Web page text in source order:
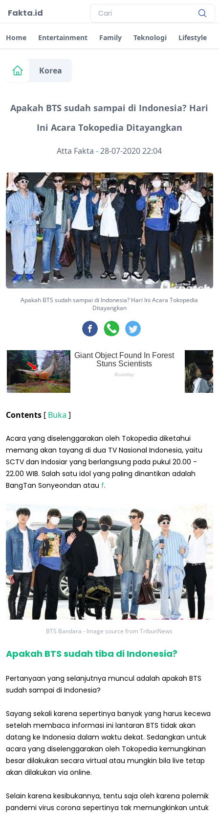
Fakta.id
Home Entertainment Family Teknologi Lifestyle
Korea
Apakah BTS sudah sampai di Indonesia? Hari
Ini Acara Tokopedia Ditayangkan
Atta Fakta -28-07-2020 22:04
Apakah BTS sudah sampai di Indonesia? Hari Ini Acara Tokopedia
Ditayangkan
Contents [ Buka ]
Acara yang diselenggarakan oleh Tokopedia diketahui
memang akan tayang di dua TV Nasional Indonesia, yaitu
SCTV dan Indosiar yang berlangsung pada pukul 20.00 -
22.00 WIB. Salah satu idol yang paling dinantikan adalah
BangTan Sonyeondan atau f.
BTS Bandara - Image source from TribunNews
Apakah BTS sudah tiba di Indonesia?
Pertanyaan yang selanjutnya muncul adalah apakah BTS
sudah sampai di Indonesia?
Sayang sekali karena sepertinya banyak yang harus kecewa
setelah membaca informasi ini lantaran BTS tidak akan
datang ke Indonesia dalam waktu dekat. Sedangkan untuk
acara yang diselenggarakan oleh Tokopedia kemungkinan
besar dilakukan secara virtual atau mungkin bila live tetap
akan dilakukan via online.
Selain karena kesibukannya, tentu saja oleh karena polemik
pandemi virus corona sepertinya tak memungkinkan untuk